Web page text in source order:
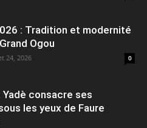
: Tradition et modernité
Ogou
24, 2026 0
Yadè consacre ses
les yeux de Faure